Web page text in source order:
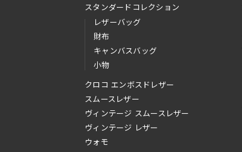
スタンダードコレクション
レザーバッグ
財布
キャンバスバッグ
小物
クロコ エンボスドレザー
スムースレザー
ヴィンテージ スムースレザー
ヴィンテージ レザー
ウォモ